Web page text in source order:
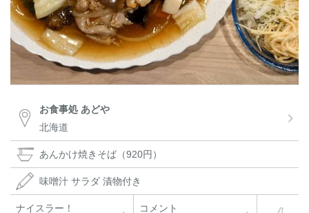
お食事処 あどや
北海道
あんかけ焼きそば（920円）
味噌汁 サラダ 漬物付き
ナイスラー！ コメント